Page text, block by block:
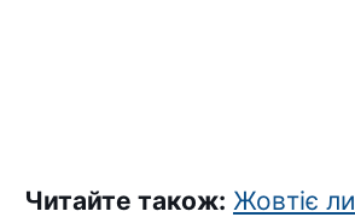
Читайте також: Жовтіє